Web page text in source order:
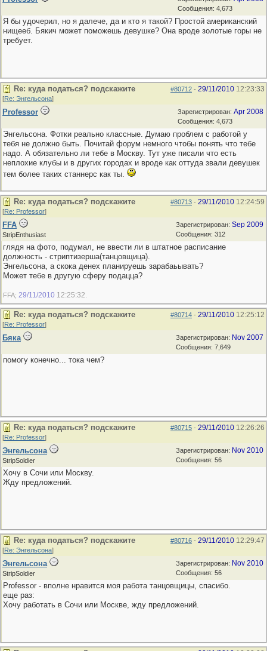
Сообщения: 4,673
Я бы удочерил, но я далече, да и кто я такой? Простой американский
нищееб. Бякич может поможешь девушке? Она вроде золотые горы не
требует.
#80712 - 29/11/2010 12:23:33
Re: куда податься? подскажите
[Re: Энгельсона]
Зарегистрирован: Apr 2008
Сообщения: 4,673
Professor
Энгельсона. Фотки реально классные. Думаю проблем с работой у
тебя не должно быть. Почитай форум немного чтобы понять что тебе
надо. А обязательно ли тебе в Москву. Тут уже писали что есть
неплохие клубы и в других городах и вроде как оттуда звали девушек
тем более таких станнерс как ты.
#80713 - 29/11/2010 12:24:59
Re: куда податься? подскажите
[Re: Professor]
Зарегистрирован: Sep 2009
Сообщения: 312
FFA
StripEnthusiast
глядя на фото, подумал, не ввести ли в штатное расписание
должность - стриптизерша(танцовщица).
Энгельсона, а скока денех планируешь зарабаьывать?
Может тебе в другую сферу подацца?
FFA; 29/11/2010 12:25:32
#80714 - 29/11/2010 12:25:12
Re: куда податься? подскажите
[Re: Professor]
Зарегистрирован: Nov 2007
Сообщения: 7,649
Бяка
помогу конечно... тока чем?
#80715 - 29/11/2010 12:26:26
Re: куда податься? подскажите
[Re: Professor]
Зарегистрирован: Nov 2010
Сообщения: 56
Энгельсона
StripSoldier
Хочу в Сочи или Москву.
Жду предложений.
#80716 - 29/11/2010 12:29:47
Re: куда податься? подскажите
[Re: Энгельсона]
Зарегистрирован: Nov 2010
Сообщения: 56
Энгельсона
StripSoldier
Professor - вполне нравится моя работа танцовщицы, спасибо.
еще раз:
Хочу работать в Сочи или Москве, жду предложений.